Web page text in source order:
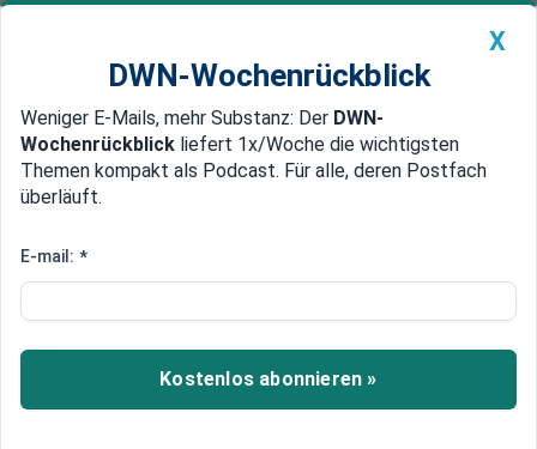
Newsticker MEIN DWN: Geldanlage Premium
Edelmetalle DWN-Magazin China
Eine Million Computer infiziert
US-Behörden zerschlagen
weltweiten Hacker-Ring
US-Behörden haben ein weltweites Netzwerk von
X
DWN-Wochenrückblick
Weniger E-Mails, mehr Substanz: Der DWN-
Wochenrückblick liefert 1x/Woche die wichtigsten
Themen kompakt als Podcast. Für alle, deren Postfach
überläuft.
E-mail: *
Kostenlos abonnieren »